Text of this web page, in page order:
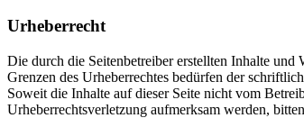
Urheberrecht
Die durch die Seitenbetreiber erstellten Inhalte
Grenzen des Urheberrechtes bedürfen der
Soweit die Inhalte auf dieser Seite nicht vom
Urheberrechtsverletzung aufmerksam werden,